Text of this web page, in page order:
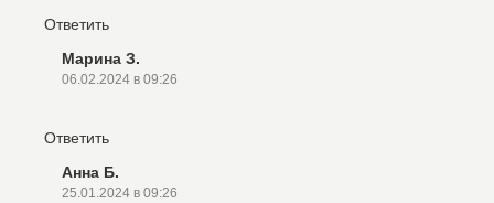
Ответить
Марина З.
06.02.2024 в 09:26
Ответить
Анна Б.
25.01.2024 в 09:26